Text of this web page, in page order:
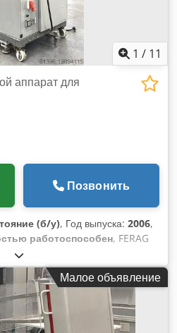
1 / 11
аппарат для
Позвонить
(б/у), Год выпуска: 2006,
работоспособен, FERAG
карт и скидочных марок
по цепочке Dcjdpfjw
Малое объявление